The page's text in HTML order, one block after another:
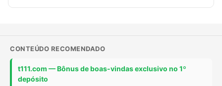
CONTEÚDO RECOMENDADO
t111.com — Bônus de boas-vindas exclusivo no 1º
depósito